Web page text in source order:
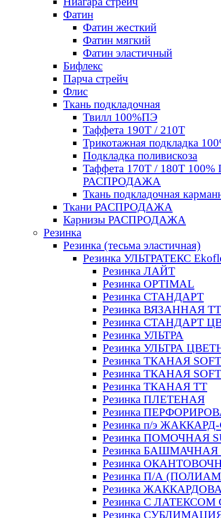
Фатин
Фатин жесткий
Фатин мягкий
Фатин элаcтичный
Бифлекс
Парча стрейч
Флис
Ткань подкладочная
Твилл 100%ПЭ
Таффета 190Т / 210Т
Трикотажная подкладка
Подкладка поливискоза
Таффета 170Т / 180Т 100%
РАСПРОДАЖА
Ткань подкладочная
Ткани РАСПРОДАЖА
Карнизы РАСПРОДАЖА
Резинка
Резинка (тесьма эластичная)
Резинка УЛЬТРАТЕКС
Резинка ЛАЙТ
Резинка OPTIMAL
Резинка СТАНДАРТ
Резинка ВЯЗАННАЯ ТТ
Резинка СТАНДАРТ
Резинка УЛЬТРА
Резинка УЛЬТРА
Резинка ТКАНАЯ SOFT
Резинка ТКАНАЯ
Резинка ТКАНАЯ ТТ
Резинка ПЛЕТЕНАЯ
Резинка
Резинка п/э
Резинка ПОМОЧНАЯ
Резинка БАШМАЧНАЯ
Резинка
Резинка П/А
Резинка
Резинка С ЛАТЕКСОМ
Резинка